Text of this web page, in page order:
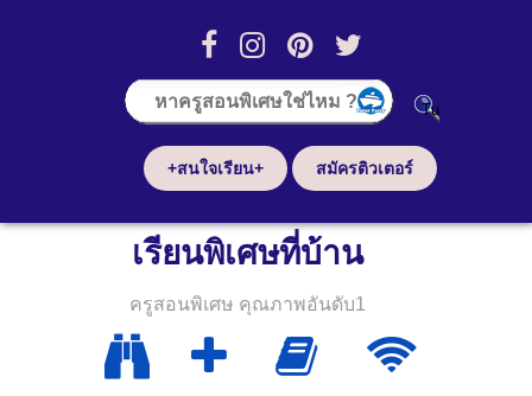
+สนใจเรียน+ สมัครติวเตอร์
เรียนพิเศษที่บ้าน
ครูสอนพิเศษ คุณภาพอันดับ1